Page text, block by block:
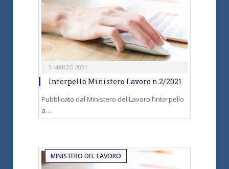
5 MARZO 2021
Interpello Ministero Lavoro n.2/2021
Pubblicato dal Ministero del Lavoro l’interpello
a…
MINISTERO DEL LAVORO